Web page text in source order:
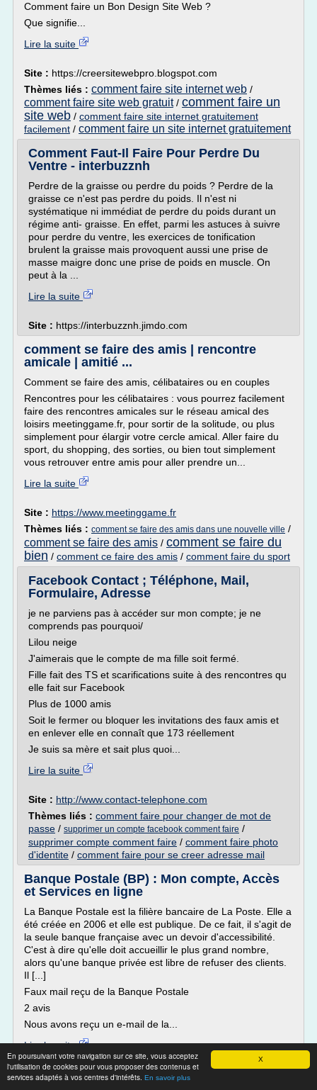
X
En poursuivant votre navigation sur ce site, vous acceptez
l'utilisation de cookies pour vous proposer des contenus et
services adaptés à vos centres d'intérêts. En savoir plus
Comment faire un Bon Design Site Web ?
Que signifie...
Lire la suite
Site : https://creersitewebpro.blogspot.com
Thèmes liés : comment faire site internet web /
comment faire site web gratuit/ comment faire un
site web / comment faire site internet gratuitement
facilement / comment faire un site internet gratuitement
Comment Faut-Il Faire Pour Perdre Du
Ventre - interbuzznh
Perdre de la graisse ou perdre du poids ? Perdre de la
graisse ce n'est pas perdre du poids. Il n'est ni
systématique ni immédiat de perdre du poids durant un
régime anti- graisse. En effet, parmi les astuces à suivre
pour perdre du ventre, les exercices de tonification
brulent la graisse mais provoquent aussi une prise de
masse maigre donc une prise de poids en muscle. On
peut à la ...
Lire la suite
Site : https://interbuzznh.jimdo.com
comment se faire des amis | rencontre
amicale | amitié ...
Comment se faire des amis, célibataires ou en couples
Rencontres pour les célibataires : vous pourrez facilement
faire des rencontres amicales sur le réseau amical des
loisirs meetinggame.fr, pour sortir de la solitude, ou plus
simplement pour élargir votre cercle amical. Aller faire du
sport, du shopping, des sorties, ou bien tout simplement
vous retrouver entre amis pour aller prendre un...
Lire la suite
Site : https://www.meetinggame.fr
Thèmes liés : comment se faire des amis dans une nouvelle ville /
comment se faire des amis / comment se faire du
bien / comment ce faire des amis / comment faire du sport
Facebook Contact ; Téléphone, Mail,
Formulaire, Adresse
je ne parviens pas à accéder sur mon compte; je ne
comprends pas pourquoi/
Lilou neige
J'aimerais que le compte de ma fille soit fermé.
Fille fait des TS et scarifications suite à des rencontres qu
elle fait sur Facebook
Plus de 1000 amis
Soit le fermer ou bloquer les invitations des faux amis et
en enlever elle en connaît que 173 réellement
Je suis sa mère et sait plus quoi...
Lire la suite
Site : http://www.contact-telephone.com
Thèmes liés : comment faire pour changer de mot de
passe / supprimer un compte facebook comment faire /
supprimer compte comment faire / comment faire photo
d'identite / comment faire pour se creer adresse mail
Banque Postale (BP) : Mon compte, Accès
et Services en ligne
La Banque Postale est la filière bancaire de La Poste. Elle a
été créée en 2006 et elle est publique. De ce fait, il s'agit de
la seule banque française avec un devoir d'accessibilité.
C'est à dire qu'elle doit accueillir le plus grand nombre,
alors qu'une banque privée est libre de refuser des clients.
Il [...]
Faux mail reçu de la Banque Postale
2 avis
Nous avons reçu un e-mail de la...
Lire la suite
Site :banques1.com